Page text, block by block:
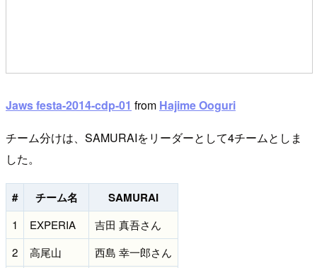
Jaws festa-2014-cdp-01 from Hajime Ooguri
チーム分けは、SAMURAIをリーダーとして4チームとしま
した。
# チーム名 SAMURAI
1 EXPERIA
吉田 真吾さん
2
高尾山
西島 幸一郎さん